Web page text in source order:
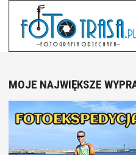
content
MOJE NAJWIĘKSZE